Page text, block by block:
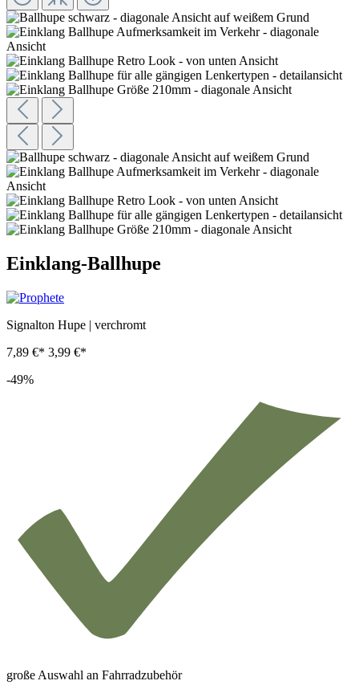
Einklang-Ballhupe
Signalton Hupe | verchromt
7,89 €* 3,99 €*
-49%
große Auswahl an Fahrradzubehör